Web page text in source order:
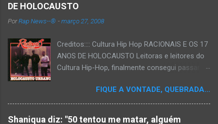
DE HOLOCAUSTO
PorRap News--® -março 27, 2008
Creditos:::: Cultura Hip Hop RACIONAIS E OS 17
ANOS DE HOLOCAUSTO Leitoras e leitores do
Cultura Hip-Hop, finalmente consegui passar
que há muito tempo vinha maturando: uma
espécie de "ensaio-tributo" ao disco mais
importante do rap brasileiro, que completará 17
FIQUE A VONTADE, QUEBRADA...
Shaniqua diz: "50 tentou me matar, alguém